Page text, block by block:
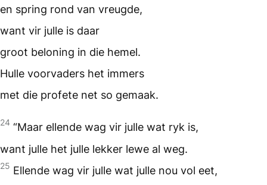
en spring rond van vreugde,
want vir julle is daar
groot beloning in die hemel.
Hulle voorvaders het immers
met die profete net so gemaak.
24 “Maar ellende wag vir julle wat ryk is,
want julle het julle lekker lewe al weg.
25 Ellende wag vir julle wat julle nou vol eet,